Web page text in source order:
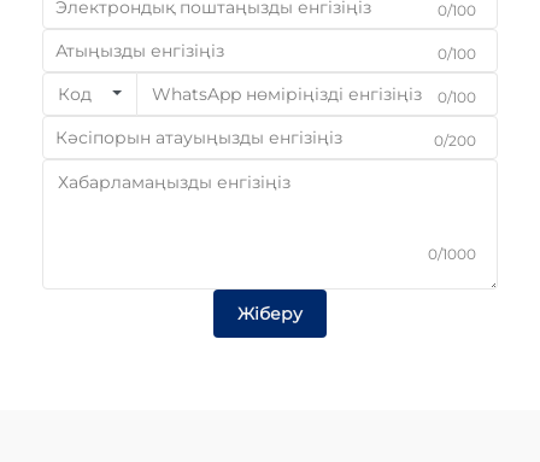
0/100
0/100
Код 0/100
0/200
0/1000
Жіберу